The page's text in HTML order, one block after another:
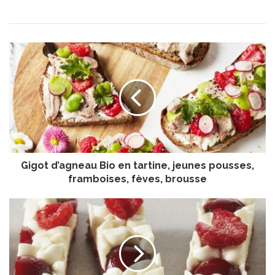
G
i
g
o
d
a
g
Gigot d’agneau Bio en tartine, jeunes pousses,
framboises, fèves, brousse